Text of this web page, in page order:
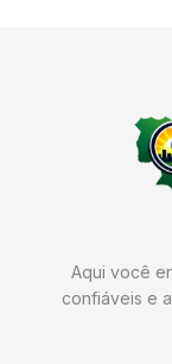
Aqui você
confiáveis e